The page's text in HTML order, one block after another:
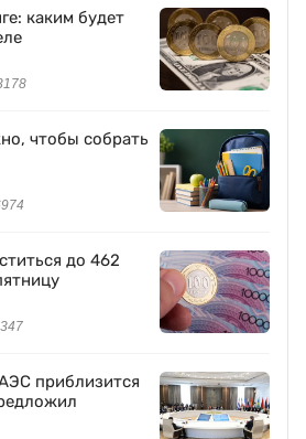
каким будет
чтобы собрать
до 462
приблизится